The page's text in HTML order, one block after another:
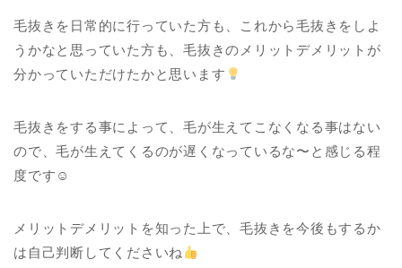
毛抜きを日常的に行っていた方も、これから毛抜きをしよ
うかなと思っていた方も、毛抜きのメリットデメリットが
分かっていただけたかと思います
毛抜きをする事によって、毛が生えてこなくなる事はない
ので、毛が生えてくるのが遅くなっているな〜と感じる程
度です☺︎
メリットデメリットを知った上で、毛抜きを今後もするか
は自己判断してくださいね